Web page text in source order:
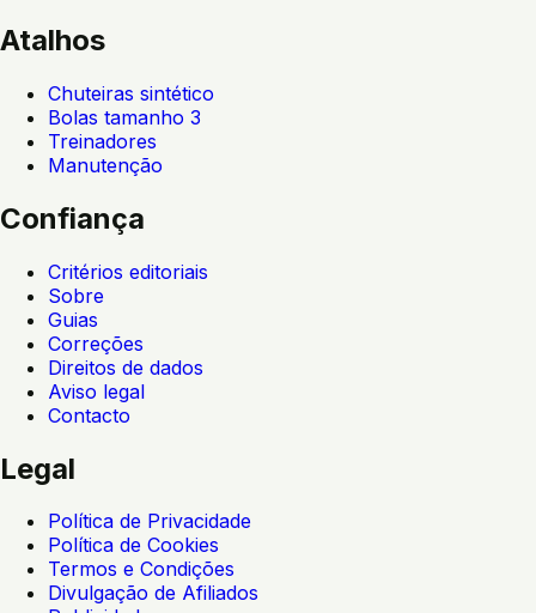
Atalhos
Chuteiras sintético
Bolas tamanho 3
Treinadores
Manutenção
Confiança
Critérios editoriais
Sobre
Guias
Correções
Direitos de dados
Aviso legal
Contacto
Legal
Política de Privacidade
Política de Cookies
Termos e Condições
Divulgação de Afiliados